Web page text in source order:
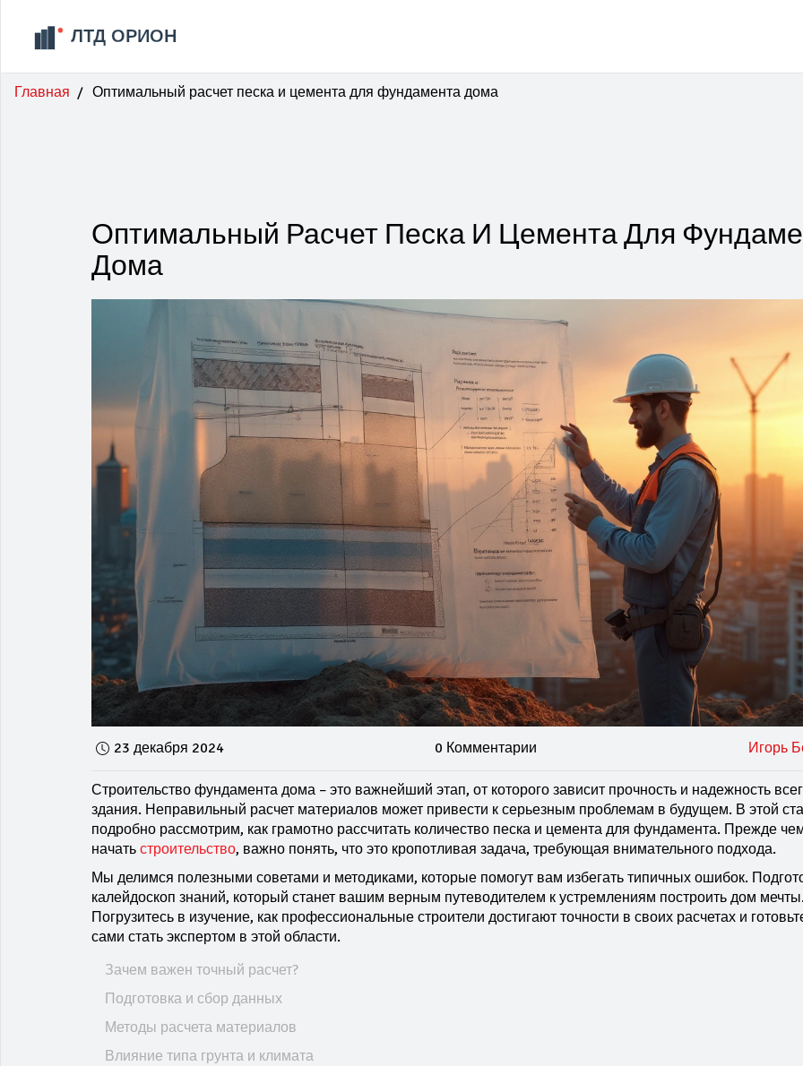
Главная Оптимальный расчет песка и цемента для фундамента дома
Оптимальный Расчет Песка И Цемента Для
Дома
23 декабря 2024 0 Комментарии Игорь
Строительство фундамента дома – это важнейший этап, от которого зависит прочность и надежность
здания. Неправильный расчет материалов может привести к серьезным проблемам в будущем. В этой
подробно рассмотрим, как грамотно рассчитать количество песка и цемента для фундамента. Прежде
начать строительство, важно понять, что это кропотливая задача, требующая внимательного подхода.
Мы делимся полезными советами и методиками, которые помогут вам избегать типичных ошибок.
калейдоскоп знаний, который станет вашим верным путеводителем к устремлениям построить дом
Погрузитесь в изучение, как профессиональные строители достигают точности в своих расчетах и
сами стать экспертом в этой области.
Зачем важен точный расчет?
Подготовка и сбор данных
Методы расчета материалов
Влияние типа грунта и климата